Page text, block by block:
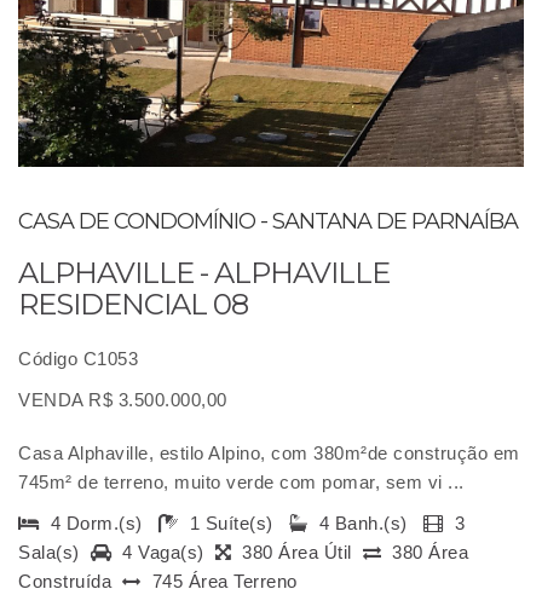
CASA DE CONDOMÍNIO - SANTANA DE PARNAÍBA
ALPHAVILLE - ALPHAVILLE
RESIDENCIAL 08
Código C1053
VENDA R$ 3.500.000,00
Casa Alphaville, estilo Alpino, com 380m²de construção em
745m² de terreno, muito verde com pomar, sem vi ...
4 Dorm.(s)
1 Suíte(s) 4 Banh.(s)
3
Sala(s)
4 Vaga(s) 380 Área Útil
380 Área
Construída
745 Área Terreno